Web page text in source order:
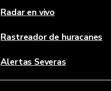
Radar en vivo
Rastreador de huracanes
Alertas Severas